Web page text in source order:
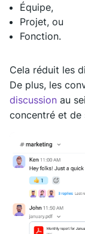
Équipe,
Projet, ou
Fonction.
Cela réduit les
De plus, les
discussion au
concentré et de